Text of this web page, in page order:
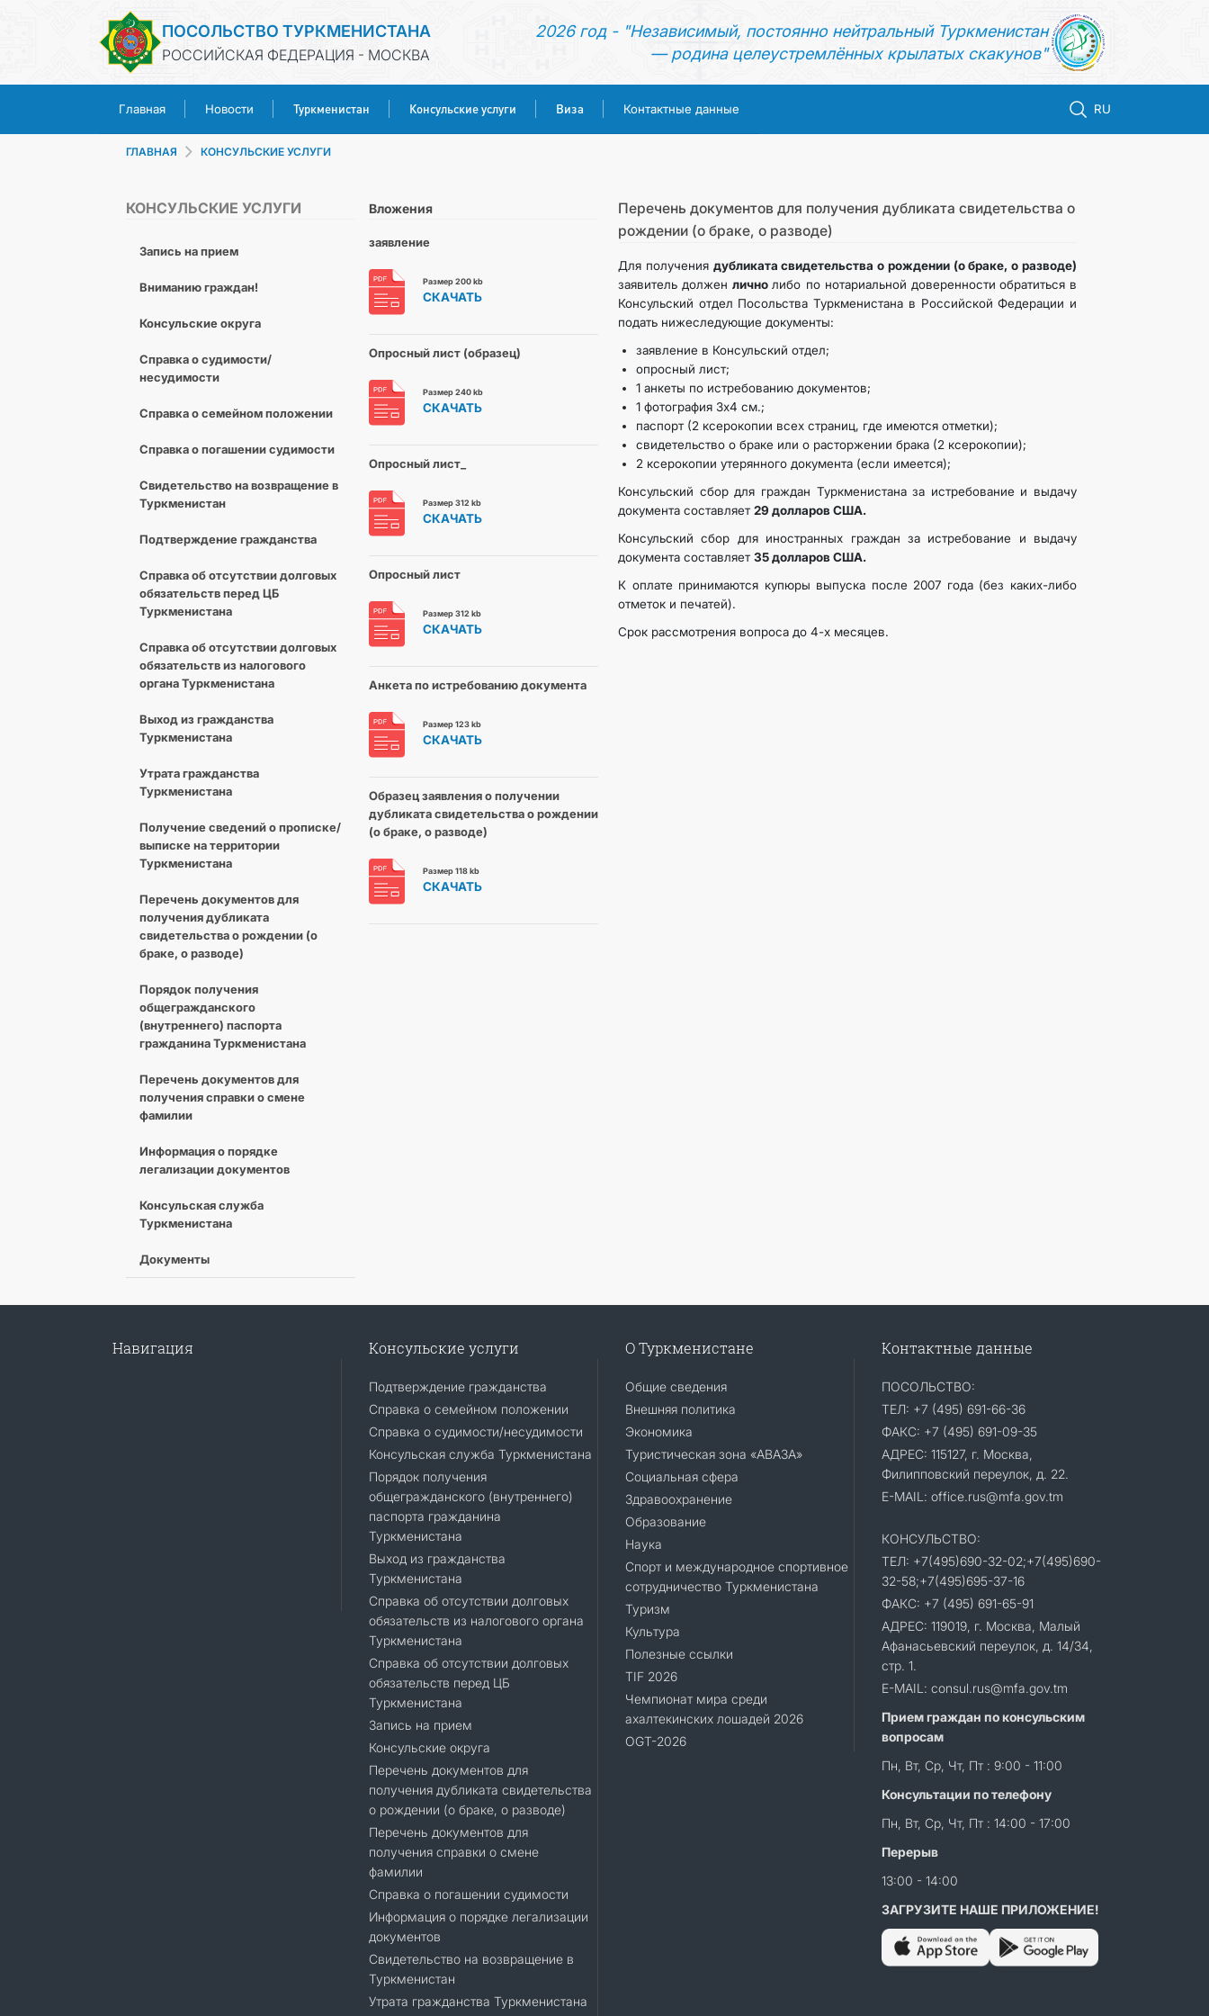
ПОСОЛЬСТВО ТУРКМЕНИСТАНА
РОССИЙСКАЯ ФЕДЕРАЦИЯ - МОСКВА
2026 год - "Независимый, постоянно нейтральный Туркменистан
— родина целеустремлённых крылатых скакунов"
Главная Новости Туркменистан Консульские услуги Виза Контактные данные RU
НОВОСТИ
КОНСУЛЬСКИЕ УСЛУГИ
КОНТАКТНЫЕ ДАННЫЕ
ГЛАВНАЯ КОНСУЛЬСКИЕ УСЛУГИ
КОНСУЛЬСКИЕ УСЛУГИ
Запись на прием
Вниманию граждан!
Консульские округа
Справка о судимости/
несудимости
Справка о семейном положении
Справка о погашении судимости
Cвидетельство на возвращение в
Туркменистан
Подтверждение гражданства
Справка об отсутствии долговых
обязательств перед ЦБ
Туркменистана
Справка об отсутствии долговых
обязательств из налогового
органа Туркменистана
Выход из гражданства
Туркменистана
Утрата гражданства
Туркменистана
Получение сведений о прописке/
выписке на территории
Туркменистана
Перечень документов для
получения дубликата
свидетельства о рождении (о
браке, о разводе)
Порядок получения
общегражданского
(внутреннего) паспорта
гражданина Туркменистана
Перечень документов для
получения справки о смене
фамилии
Информация о порядке
легализации документов
Консульская служба
Туркменистана
Документы
Перечень документов для получения дубликата свидетельства о
рождении (о браке, о разводе)
Для получения дубликата свидетельства о рождении (о браке, о разводе)
заявитель долженличнолибо по нотариальной доверенности обратиться в
Консульский отдел Посольства Туркменистана в Российской Федерации и
подать нижеследующие документы:
заявление в Консульский отдел;
опросный лист;
1 анкеты по истребованию документов;
1 фотография 3х4 см.;
паспорт (2 ксерокопии всех страниц, где имеются отметки);
свидетельство о браке или о расторжении брака (2 ксерокопии);
2 ксерокопии утерянного документа (если имеется);
Консульский сбор для граждан Туркменистана за истребование и выдачу
документа составляет29 долларов США.
Консульский сбор для иностранных граждан за истребование и выдачу
документа составляет35 долларов США.
К оплате принимаются купюры выпуска после 2007 года (без каких-либо
отметок и печатей).
Срок рассмотрения вопроса до 4-х месяцев.
Вложения
заявление
Размер 200 kb
СКАЧАТЬ
Опросный лист (образец)
Размер 240 kb
СКАЧАТЬ
Опросный лист_
Размер 312 kb
СКАЧАТЬ
Опросный лист
Размер 312 kb
СКАЧАТЬ
Анкета по истребованию документа
Размер 123 kb
СКАЧАТЬ
Образец заявления о получении
дубликата свидетельства о рождении
(о браке, о разводе)
Размер 118 kb
СКАЧАТЬ
Навигация Консульские услуги
Подтверждение гражданства
Справка о семейном положении
Справка о судимости/несудимости
Консульская служба Туркменистана
Порядок получения
общегражданского (внутреннего)
паспорта гражданина
Туркменистана
Выход из гражданства
Туркменистана
Справка об отсутствии долговых
обязательств из налогового органа
Туркменистана
Справка об отсутствии долговых
обязательств перед ЦБ
Туркменистана
Запись на прием
Консульские округа
Перечень документов для
получения дубликата свидетельства
о рождении (о браке, о разводе)
Перечень документов для
получения справки о смене
фамилии
Справка о погашении судимости
Информация о порядке легализации
документов
Cвидетельство на возвращение в
Туркменистан
Утрата гражданства Туркменистана
О Туркменистане
Общие сведения
Внешняя политика
Экономика
Туристическая зона «АВАЗА»
Социальная сфера
Здравоохранение
Образование
Наука
Спорт и международное спортивное
сотрудничество Туркменистана
Туризм
Культура
Полезные ссылки
TIF 2026
Чемпионат мира среди
ахалтекинских лошадей 2026
OGT-2026
Контактные данные
ПОСОЛЬСТВО:
ТЕЛ: +7 (495) 691-66-36
ФАКС: +7 (495) 691-09-35
АДРЕС: 115127, г. Москва,
Филипповский переулок, д. 22.
E-MAIL: office.rus@mfa.gov.tm
КОНСУЛЬСТВО:
ТЕЛ: +7(495)690-32-02;+7(495)690-
32-58;+7(495)695-37-16
ФАКС: +7 (495) 691-65-91
АДРЕС: 119019, г. Москва, Малый
Афанасьевский переулок, д. 14/34,
стр. 1.
E-MAIL: consul.rus@mfa.gov.tm
Прием граждан по консульским
вопросам
Пн, Вт, Ср, Чт, Пт : 9:00 - 11:00
Консультации по телефону
Пн, Вт, Ср, Чт, Пт : 14:00 - 17:00
Перерыв
13:00 - 14:00
ЗАГРУЗИТЕ НАШЕ ПРИЛОЖЕНИЕ!